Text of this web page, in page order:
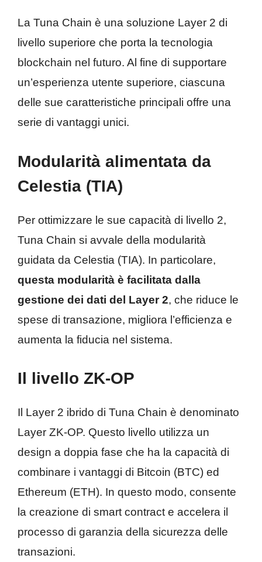
La Tuna Chain è una soluzione Layer 2 di
livello superiore che porta la tecnologia
blockchain nel futuro. Al fine di supportare
un’esperienza utente superiore, ciascuna
delle sue caratteristiche principali offre una
serie di vantaggi unici.
Modularità alimentata da
Celestia (TIA)
Per ottimizzare le sue capacità di livello 2,
Tuna Chain si avvale della modularità
guidata da Celestia (TIA). In particolare,
questa modularità è facilitata dalla
gestione dei dati del Layer 2, che riduce le
spese di transazione, migliora l’efficienza e
aumenta la fiducia nel sistema.
Il livello ZK-OP
Il Layer 2 ibrido di Tuna Chain è denominato
Layer ZK-OP. Questo livello utilizza un
design a doppia fase che ha la capacità di
combinare i vantaggi di Bitcoin (BTC) ed
Ethereum (ETH). In questo modo, consente
la creazione di smart contract e accelera il
processo di garanzia della sicurezza delle
transazioni.